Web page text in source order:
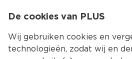
De cookies van PLUS
Wij gebruiken cookies en
technologieën, zodat wij en